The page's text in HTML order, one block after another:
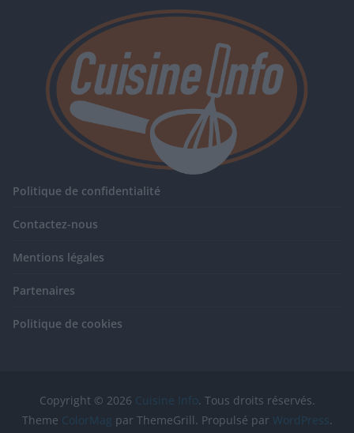
Politique de confidentialité
Contactez-nous
Mentions légales
Partenaires
Politique de cookies
Copyright © 2026 Cuisine Info. Tous droits réservés.
Theme ColorMag par ThemeGrill. Propulsé par WordPress.